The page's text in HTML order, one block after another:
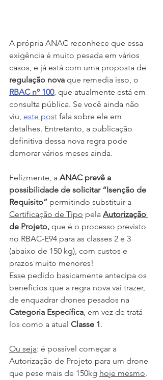
A própria ANAC reconhece que essa
exigência é muito pesada em vários
casos, e já está com uma proposta de
regulação nova que remedia isso, o
RBAC nº 100, que atualmente está em
consulta pública. Se você ainda não
viu, este post fala sobre ele em
detalhes. Entretanto, a publicação
definitiva dessa nova regra pode
demorar vários meses ainda.
Felizmente, a ANAC prevê a
possibilidade de solicitar “Isenção de
Requisito” permitindo substituir a
Certificação de Tipo pela Autorização
de Projeto, que é o processo previsto
no RBAC-E94 para as classes 2 e 3
(abaixo de 150 kg), com custos e
prazos muito menores!
Esse pedido basicamente antecipa os
benefícios que a regra nova vai trazer,
de enquadrar drones pesados na
Categoria Específica, em vez de tratá-
los como a atual Classe 1.
Ou seja: é possível começar a
Autorização de Projeto para um drone
que pese mais de 150kg hoje mesmo,